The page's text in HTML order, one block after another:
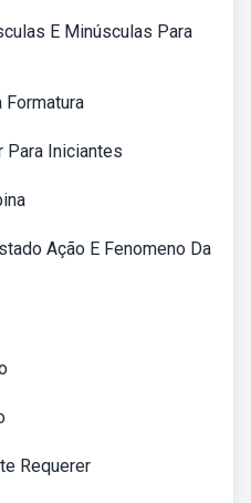
E Minúsculas Para
Formatura
Para Iniciantes
Ação E Fenomeno Da
Requerer